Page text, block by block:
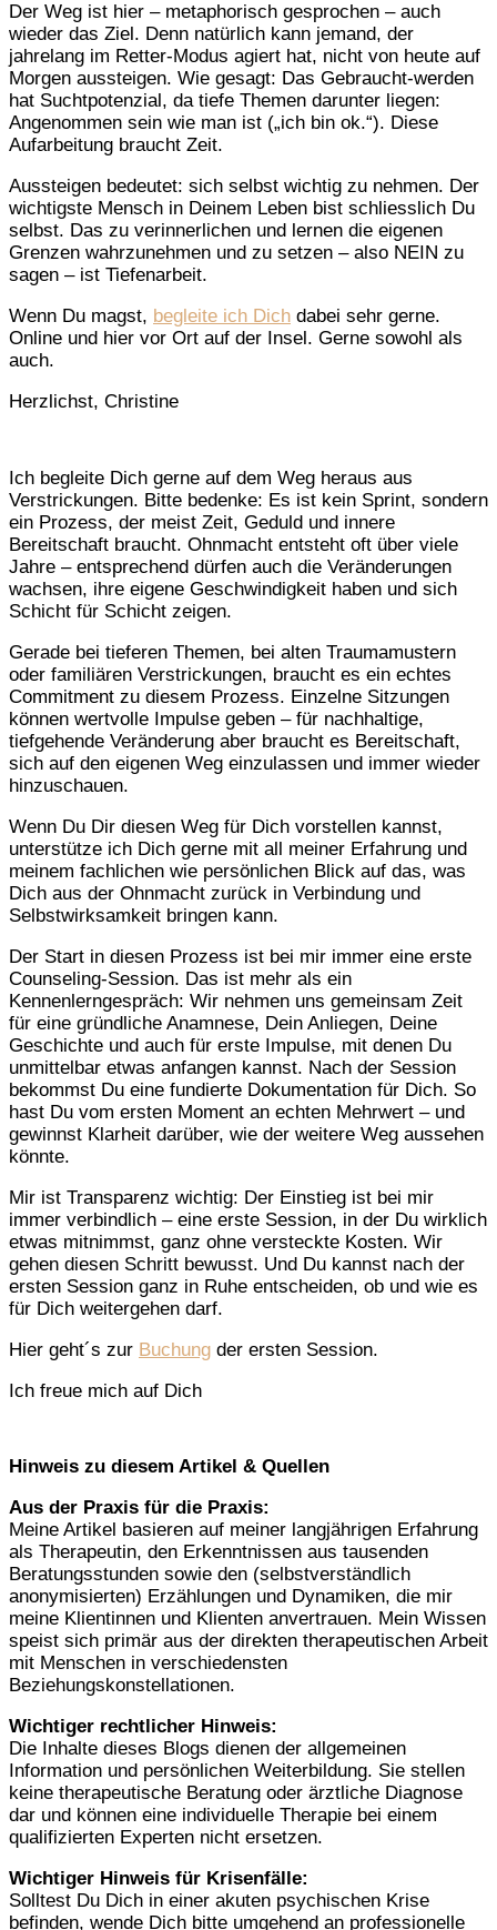
Der Weg ist hier – metaphorisch gesprochen – auch
wieder das Ziel. Denn natürlich kann jemand, der
jahrelang im Retter-Modus agiert hat, nicht von heute auf
Morgen aussteigen. Wie gesagt: Das Gebraucht-werden
hat Suchtpotenzial, da tiefe Themen darunter liegen:
Angenommen sein wie man ist („ich bin ok.“). Diese
Aufarbeitung braucht Zeit.
Aussteigen bedeutet: sich selbst wichtig zu nehmen. Der
wichtigste Mensch in Deinem Leben bist schliesslich Du
selbst. Das zu verinnerlichen und lernen die eigenen
Grenzen wahrzunehmen und zu setzen – also NEIN zu
sagen – ist Tiefenarbeit.
Wenn Du magst, begleite ich Dich dabei sehr gerne.
Online und hier vor Ort auf der Insel. Gerne sowohl als
auch.
Herzlichst, Christine
Ich begleite Dich gerne auf dem Weg heraus aus
Verstrickungen. Bitte bedenke: Es ist kein Sprint, sondern
ein Prozess, der meist Zeit, Geduld und innere
Bereitschaft braucht. Ohnmacht entsteht oft über viele
Jahre – entsprechend dürfen auch die Veränderungen
wachsen, ihre eigene Geschwindigkeit haben und sich
Schicht für Schicht zeigen.
Gerade bei tieferen Themen, bei alten Traumamustern
oder familiären Verstrickungen, braucht es ein echtes
Commitment zu diesem Prozess. Einzelne Sitzungen
können wertvolle Impulse geben – für nachhaltige,
tiefgehende Veränderung aber braucht es Bereitschaft,
sich auf den eigenen Weg einzulassen und immer wieder
hinzuschauen.
Wenn Du Dir diesen Weg für Dich vorstellen kannst,
unterstütze ich Dich gerne mit all meiner Erfahrung und
meinem fachlichen wie persönlichen Blick auf das, was
Dich aus der Ohnmacht zurück in Verbindung und
Selbstwirksamkeit bringen kann.
Der Start in diesen Prozess ist bei mir immer eine erste
Counseling-Session. Das ist mehr als ein
Kennenlerngespräch: Wir nehmen uns gemeinsam Zeit
für eine gründliche Anamnese, Dein Anliegen, Deine
Geschichte und auch für erste Impulse, mit denen Du
unmittelbar etwas anfangen kannst. Nach der Session
bekommst Du eine fundierte Dokumentation für Dich. So
hast Du vom ersten Moment an echten Mehrwert – und
gewinnst Klarheit darüber, wie der weitere Weg aussehen
könnte.
Mir ist Transparenz wichtig: Der Einstieg ist bei mir
immer verbindlich – eine erste Session, in der Du wirklich
etwas mitnimmst, ganz ohne versteckte Kosten. Wir
gehen diesen Schritt bewusst. Und Du kannst nach der
ersten Session ganz in Ruhe entscheiden, ob und wie es
für Dich weitergehen darf.
Hier geht´s zur Buchung der ersten Session.
Ich freue mich auf Dich
Hinweis zu diesem Artikel & Quellen
Aus der Praxis für die Praxis:
Meine Artikel basieren auf meiner langjährigen Erfahrung
als Therapeutin, den Erkenntnissen aus tausenden
Beratungsstunden sowie den (selbstverständlich
anonymisierten) Erzählungen und Dynamiken, die mir
meine Klientinnen und Klienten anvertrauen. Mein Wissen
speist sich primär aus der direkten therapeutischen Arbeit
mit Menschen in verschiedensten
Beziehungskonstellationen.
Wichtiger rechtlicher Hinweis:
Die Inhalte dieses Blogs dienen der allgemeinen
Information und persönlichen Weiterbildung. Sie stellen
keine therapeutische Beratung oder ärztliche Diagnose
dar und können eine individuelle Therapie bei einem
qualifizierten Experten nicht ersetzen.
Wichtiger Hinweis für Krisenfälle:
Solltest Du Dich in einer akuten psychischen Krise
befinden, wende Dich bitte umgehend an professionelle